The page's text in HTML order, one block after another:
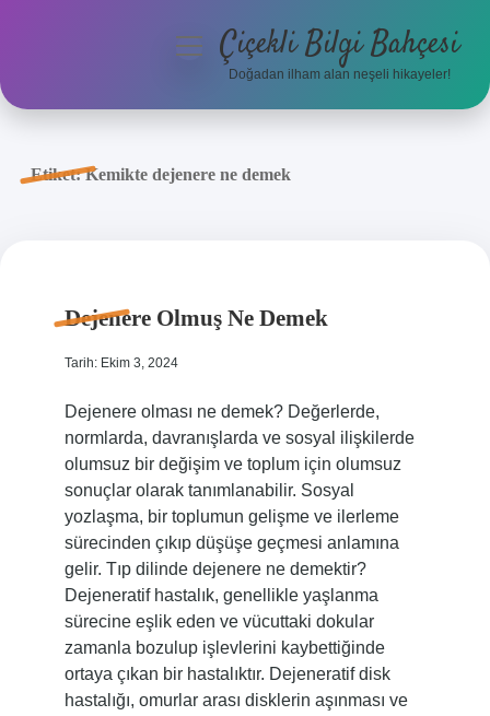
Anasayfa
menüyüÇiçekli Bilgi Bahçesi
Doğadan ilham alan neşeli hikayeler!
Etiket:Kemikte dejenere ne demek
Dejenere Olmuş Ne Demek
Tarih: Ekim 3, 2024
Dejenere olması ne demek? Değerlerde,
normlarda, davranışlarda ve sosyal ilişkilerde
olumsuz bir değişim ve toplum için olumsuz
sonuçlar olarak tanımlanabilir. Sosyal
yozlaşma, bir toplumun gelişme ve ilerleme
sürecinden çıkıp düşüşe geçmesi anlamına
gelir. Tıp dilinde dejenere ne demektir?
Dejeneratif hastalık, genellikle yaşlanma
sürecine eşlik eden ve vücuttaki dokular
zamanla bozulup işlevlerini kaybettiğinde
ortaya çıkan bir hastalıktır. Dejeneratif disk
hastalığı, omurlar arası disklerin aşınması ve